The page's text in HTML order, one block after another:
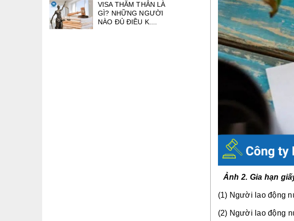
Ảnh 2. Gia hạn
(1) Người lao động
(2) Người lao động
VISA THĂM THÂN LÀ
GÌ? NHỮNG NGƯỜI
NÀO ĐỦ ĐIỀU K....